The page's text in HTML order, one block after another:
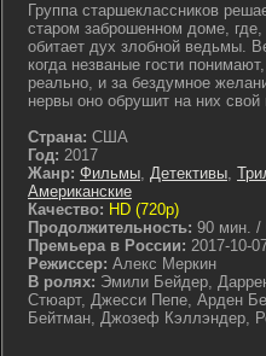
Группа старшеклассников
старом заброшенном доме, где,
обитает дух злобной ведьмы.
когда незваные гости
реально, и за бездумное
нервы оно обрушит на них свой
Страна: США
Год: 2017
Жанр: Фильмы, Детективы,
Американские
Качество: HD (720p)
Продолжительность: 90 мин. /
Премьера в России: 2017-10-
Режиссер: Алекс Меркин
В ролях: Эмили Бейдер,
Стюарт, Джесси Пепе, Арден
Бейтман, Джозеф Кэллэндер,